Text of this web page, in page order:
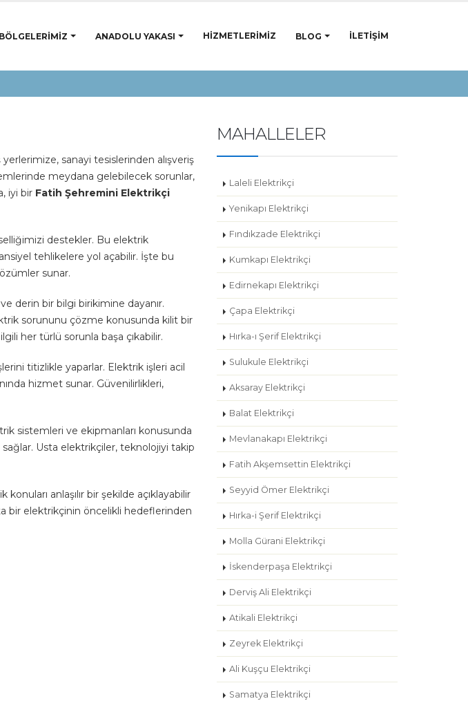
ANADOLU YAKASI HIZMETLERIMIZ BLOG İLETIŞIM
sanayi tesislerinden alışveriş
meydana gelebilecek sorunlar,
iyi bir Fatih Şehremini Elektrikçi
destekler. Bu elektrik
tehlikelere yol açabilir. İşte bu
sunar.
derin bir bilgi birikimine dayanır.
sorununu çözme konusunda kilit bir
her türlü sorunla başa çıkabilir.
titizlikle yaparlar. Elektrik işleri acil
hizmet sunar. Güvenilirlikleri,
sistemleri ve ekipmanları konusunda
sağlar. Usta elektrikçiler, teknolojiyi takip
anlaşılır bir şekilde açıklayabilir
bir elektrikçinin öncelikli hedeflerinden
MAHALLELER
Laleli Elektrikçi
Yenikapı Elektrikçi
Fındıkzade Elektrikçi
Kumkapı Elektrikçi
Edirnekapı Elektrikçi
Çapa Elektrikçi
Hırka-ı Şerif Elektrikçi
Sulukule Elektrikçi
Aksaray Elektrikçi
Balat Elektrikçi
Mevlanakapı Elektrikçi
Fatih Akşemsettin Elektrikçi
Seyyid Ömer Elektrikçi
Hırka-i Şerif Elektrikçi
Molla Gürani Elektrikçi
İskenderpaşa Elektrikçi
Derviş Ali Elektrikçi
Atikali Elektrikçi
Zeyrek Elektrikçi
Ali Kuşçu Elektrikçi
Samatya Elektrikçi